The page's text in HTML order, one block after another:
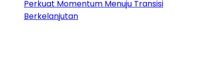
Perkuat Momentum Menuju Transisi
Berkelanjutan